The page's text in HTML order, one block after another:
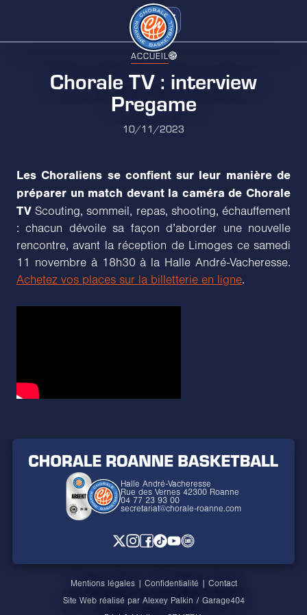
ACCUEIL
Chorale TV : interview
Pregame
10/11/2023
Les Choraliens se confient sur leur manière de
préparer un match devant la caméra de Chorale
TV Scouting, sommeil, repas, shooting, échauffement
: chacun dévoile sa façon d’aborder une nouvelle
rencontre, avant la réception de Limoges ce samedi
11 novembre à 18h30 à la Halle André-Vacheresse.
Achetez vos places sur la billetterie en ligne.
Halle André-Vacheresse
Rue des Vernes 42300 Roanne
04 77 23 93 00
secretariat@chorale-roanne.com
Mentions légales| Confidentialité | Contact
Site Web réalisé par Alexey Palkin / Garage404